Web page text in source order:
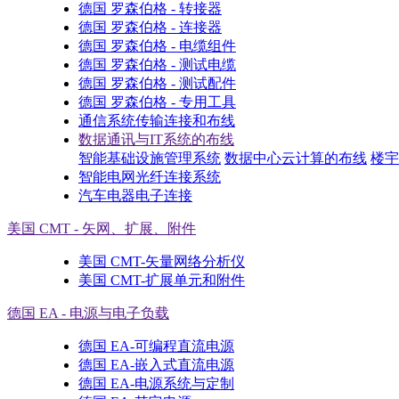
德国 罗森伯格 - 转接器
德国 罗森伯格 - 连接器
德国 罗森伯格 - 电缆组件
德国 罗森伯格 - 测试电缆
德国 罗森伯格 - 测试配件
德国 罗森伯格 - 专用工具
通信系统传输连接和布线
数据通讯与IT系统的布线
智能基础设施管理系统 数据中心云计算的布线 楼
智能电网光纤连接系统
汽车电器电子连接
美国 CMT - 矢网、扩展、附件
美国 CMT-矢量网络分析仪
美国 CMT-扩展单元和附件
德国 EA - 电源与电子负载
德国 EA-可编程直流电源
德国 EA-嵌入式直流电源
德国 EA-电源系统与定制